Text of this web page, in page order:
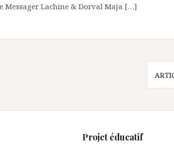
Messager Lachine & Dorval Maja […]
Projet éducatif